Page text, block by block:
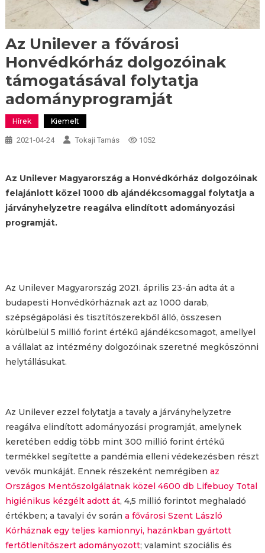
Az Unilever a fővárosi
Honvédkórház dolgozóinak
támogatásával folytatja
adományprogramját
Hírek Kiemelt
2021-04-24 Tokaji Tamás 1052
Az Unilever Magyarország a Honvédkórház dolgozóinak
felajánlott közel 1000 db ajándékcsomaggal folytatja a
járványhelyzetre reagálva elindított adományozási
programját.
Az Unilever Magyarország 2021. április 23-án adta át a
budapesti Honvédkórháznak azt az 1000 darab,
szépségápolási és tisztítószerekből álló, összesen
körülbelül 5 millió forint értékű ajándékcsomagot, amellyel
a vállalat az intézmény dolgozóinak szeretné megköszönni
helytállásukat.
Az Unilever ezzel folytatja a tavaly a járványhelyzetre
reagálva elindított adományozási programját, amelynek
keretében eddig több mint 300 millió forint értékű
termékkel segítette a pandémia elleni védekezésben részt
vevők munkáját. Ennek részeként nemrégiben az
Országos Mentőszolgálatnak közel 4600 db Lifebuoy Total
higiénikus kézgélt adott át, 4,5 millió forintot meghaladó
értékben; a tavalyi év során a fővárosi Szent László
Kórháznak egy teljes kamionnyi, hazánkban gyártott
fertőtlenítőszert adományozott; valamint szociális és